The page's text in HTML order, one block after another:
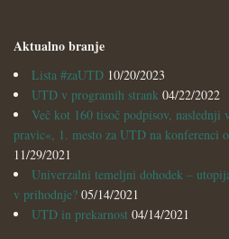
Aktualno branje
Lista #zaUTD 10/20/2023
UTD v programih strank 04/22/2022
Več kot 160 tisoč podpisov, naslednji
pravic«, 1. mesto za UTD na konferenci
11/29/2021
Univerzalni temeljni dohodek –
v prihodnje? 05/14/2021
UTD in prekarnost 04/14/2021